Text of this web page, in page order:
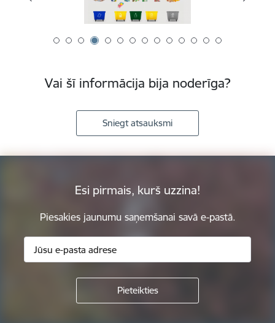
Vai šī informācija bija noderīga?
Sniegt atsauksmi
Esi pirmais, kurš uzzina!
Piesakies jaunumu saņemšanai savā e-pastā.